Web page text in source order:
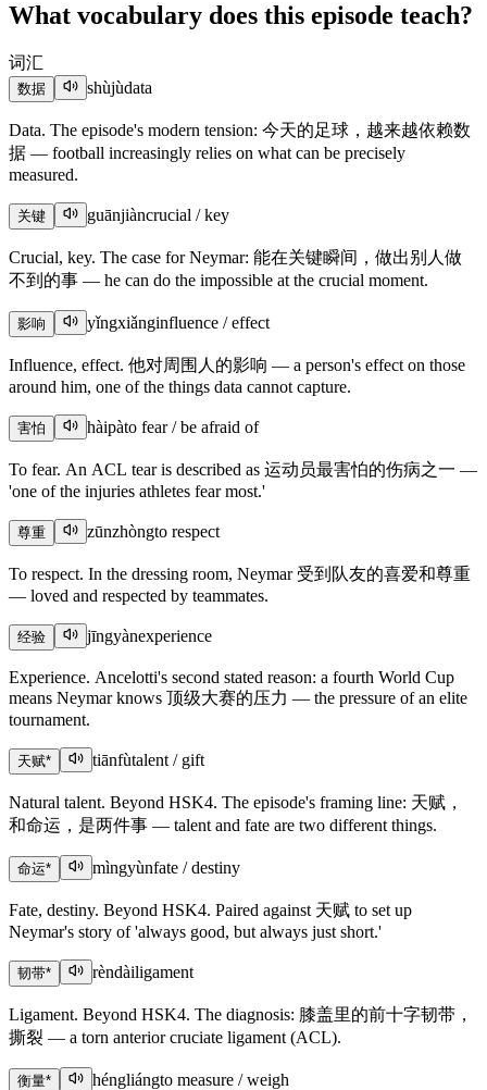
What vocabulary does this episode teach?
词汇
数据 shùjùdata
Data. The episode's modern tension: 今天的足球，越来越依赖数
据 — football increasingly relies on what can be precisely
measured.
关键 guānjiàncrucial / key
Crucial, key. The case for Neymar: 能在关键瞬间，做出别人做
不到的事 — he can do the impossible at the crucial moment.
影响 yǐngxiǎnginfluence / effect
Influence, effect. 他对周围人的影响 — a person's effect on those
around him, one of the things data cannot capture.
害怕 hàipàto fear / be afraid of
To fear. An ACL tear is described as 运动员最害怕的伤病之一 —
'one of the injuries athletes fear most.'
尊重 zūnzhòngto respect
To respect. In the dressing room, Neymar 受到队友的喜爱和尊重
— loved and respected by teammates.
经验 jīngyànexperience
Experience. Ancelotti's second stated reason: a fourth World Cup
means Neymar knows 顶级大赛的压力 — the pressure of an elite
tournament.
天赋* tiānfùtalent / gift
Natural talent. Beyond HSK4. The episode's framing line: 天赋，
和命运，是两件事 — talent and fate are two different things.
命运* mìngyùnfate / destiny
Fate, destiny. Beyond HSK4. Paired against 天赋 to set up
Neymar's story of 'always good, but always just short.'
韧带* rèndàiligament
Ligament. Beyond HSK4. The diagnosis: 膝盖里的前十字韧带，
撕裂 — a torn anterior cruciate ligament (ACL).
衡量* héngliángto measure / weigh